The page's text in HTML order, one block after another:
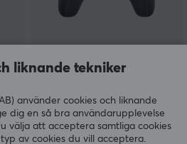
Revolution 5 Pro
Svart Trådlös Kontroll
(DEMO)
(0)
liknande tekniker
använder cookies och liknande
dig en så bra användarupplevelse
välja att acceptera samtliga cookies
av cookies du vill acceptera.